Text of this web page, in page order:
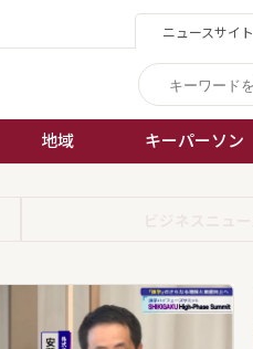
ニュースサイト
地域 キーパーソン